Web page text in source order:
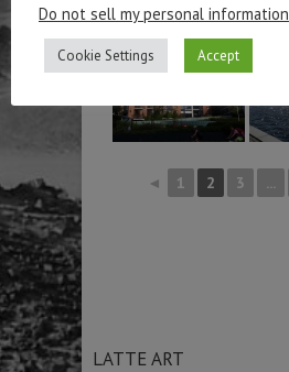
◄ 1 2 3 ...
LATTE ART
Do not sell my personal information
Cookie Settings Accept